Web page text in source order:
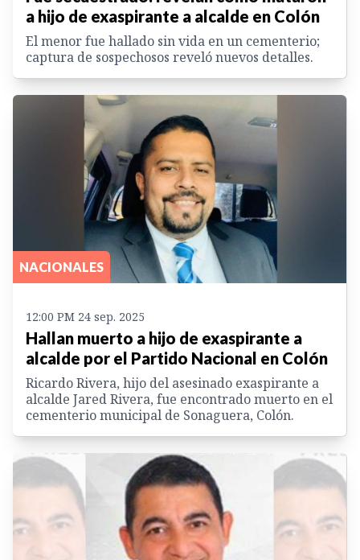
a hijo de exaspirante a alcalde en Colón
El menor fue hallado sin vida en un cementerio;
captura de sospechosos reveló nuevos detalles.
NACIONALES
12:00 PM 24 sep. 2025
Hallan muerto a hijo de exaspirante a
alcalde por el Partido Nacional en Colón
Ricardo Rivera, hijo del asesinado exaspirante a
alcalde Jared Rivera, fue encontrado muerto en el
cementerio municipal de Sonaguera, Colón.